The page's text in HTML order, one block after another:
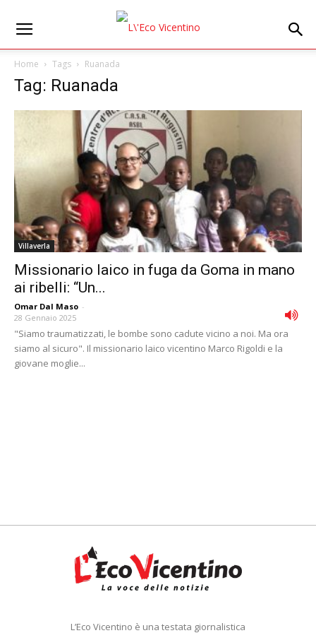
Home Tags Ruanada
Tag: Ruanada
Villaverla
Missionario laico in fuga da Goma in mano
ai ribelli: “Un...
Omar Dal Maso -
28 Gennaio 2025
"Siamo traumatizzati, le bombe sono cadute vicino a noi. Ma ora
siamo al sicuro". Il missionario laico vicentino Marco Rigoldi e la
giovane moglie...
L’Eco Vicentino è una testata giornalistica